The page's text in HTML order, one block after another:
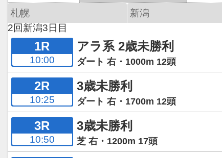
札幌
新潟
2回新潟3日目
1R
10:00
アラ系 2歳未勝利
ダート 右・1000m 12頭
2R
10:25
3歳未勝利
ダート 右・1700m 12頭
3R
10:50
3歳未勝利
芝 右・1200m 17頭